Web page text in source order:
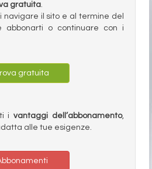
gratuita.
navigare il sito e al termine del
abbonarti o continuare con i
gratuita
ivantaggi dell’abbonamento,
alle tue esigenze.